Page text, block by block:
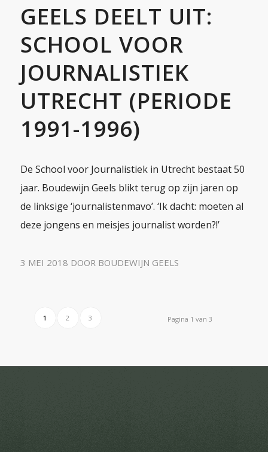
GEELS DEELT UIT:
SCHOOL VOOR
JOURNALISTIEK
UTRECHT (PERIODE
1991-1996)
De School voor Journalistiek in Utrecht bestaat 50
jaar. Boudewijn Geels blikt terug op zijn jaren op
de linksige ‘journalistenmavo’. ‘Ik dacht: moeten al
deze jongens en meisjes journalist worden?!’
3 MEI 2018 DOOR BOUDEWIJN GEELS
Pagina 1 van 3
1 2 3